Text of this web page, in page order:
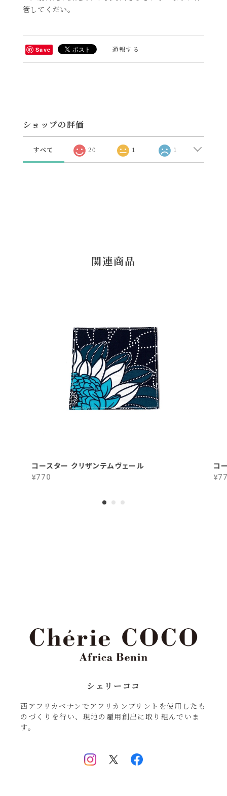
管してくだい。
Save 通報する
ショップの評価
すべて 20 1 1
関連商品
コースター クリザンテムヴェール
¥770
コ
シェリーココ
西アフリカベナンでアフリカンプリントを使用したも
のづくりを行い、現地の雇用創出に取り組んでいま
す。